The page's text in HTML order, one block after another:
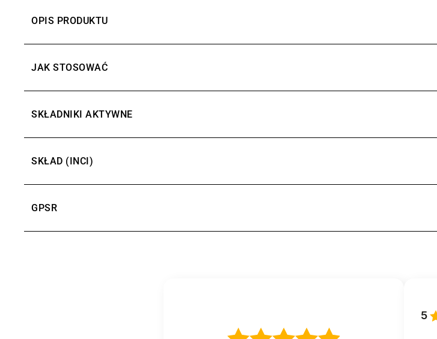
OPIS PRODUKTU
JAK STOSOWAĆ
SKŁADNIKI AKTYWNE
KWAS HIALURONOWY
MASŁO SHEA
SKŁAD (INCI)
GPSR
5